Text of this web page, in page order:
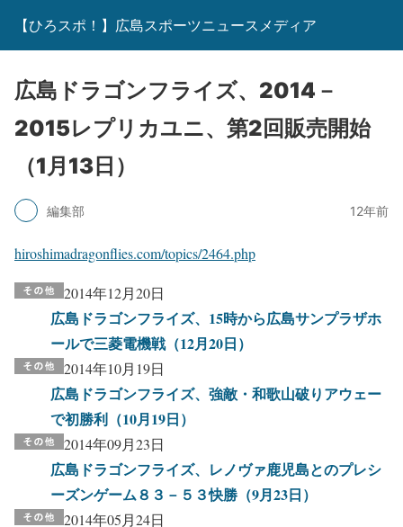
【ひろスポ！】広島スポーツニュースメディア
広島ドラゴンフライズ、2014－
2015レプリカユニ、第2回販売開始
（1月13日）
編集部 12年前
hiroshimadragonflies.com/topics/2464.php
2014年12月20日
広島ドラゴンフライズ、15時から広島サンプラザホ
ールで三菱電機戦（12月20日）
2014年10月19日
広島ドラゴンフライズ、強敵・和歌山破りアウェー
で初勝利（10月19日）
2014年09月23日
広島ドラゴンフライズ、レノヴァ鹿児島とのプレシ
ーズンゲーム８３－５３快勝（9月23日）
2014年05月24日